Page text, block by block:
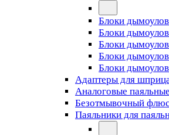
Блоки
Блоки
Блоки
Блоки
Блоки
Адаптеры для
Аналоговые
Безотмывочный
Паяльники для